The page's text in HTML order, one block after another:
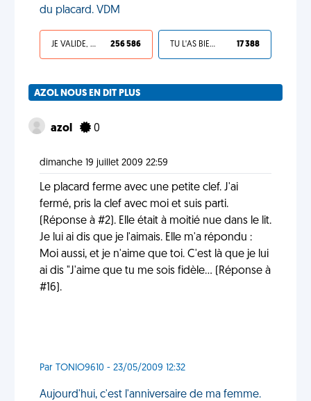
du placard. VDM
JE VALIDE, C'EST UNE VDM 256 586 TU L'AS BIEN MÉRITÉ 17 388
AZOL NOUS EN DIT PLUS
azol 0
dimanche 19 juillet 2009 22:59
Le placard ferme avec une petite clef. J'ai
fermé, pris la clef avec moi et suis parti.
(Réponse à #2). Elle était à moitié nue dans le lit.
Je lui ai dis que je l'aimais. Elle m'a répondu :
Moi aussi, et je n'aime que toi. C'est là que je lui
ai dis "J'aime que tu me sois fidèle... (Réponse à
#16).
Par TONIO9610 - 23/05/2009 12:32
Aujourd'hui, c'est l'anniversaire de ma femme.